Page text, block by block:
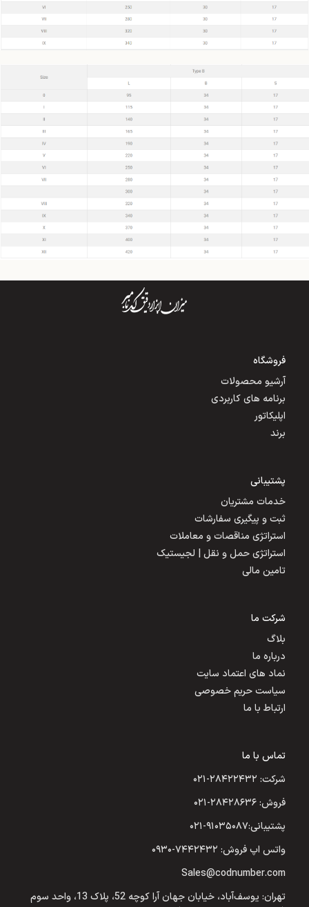
فروشگاه
آرشیو محصولات
برنامه های کاربردی
اپلیکاتور
برند
پشتیبانی
خدمات مشتریان
ثبت و پیگیری سفارشات
استراتژی مناقصات و معاملات
استراتژی حمل و نقل | لجیستیک
تامین مالی
شرکت ما
بلاگ
درباره ما
نماد های اعتماد سایت
سیاست حریم خصوصی
ارتباط با ما
تماس با ما
شرکت: ۲۸۴۲۲۴۳۲-۰۲۱
فروش: ۲۸۴۲۸۶۳۶-۰۲۱
پشتیبانی:۹۱۰۳۵۰۸۷-۰۲۱
واتس اپ فروش: ۷۴۴۲۴۳۲-۰۹۳۰
Sales@codnumber.com
تهران: یوسف‌آباد، خیابان جهان آرا کوچه 52، پلاک 13، واحد سوم